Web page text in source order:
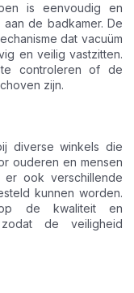
is eenvoudig en
de badkamer. De
dat vacuüm
en veilig vastzitten.
controleren of de
zijn.
diverse winkels die
ouderen en mensen
er ook verschillende
kunnen worden.
de kwaliteit en
de veiligheid